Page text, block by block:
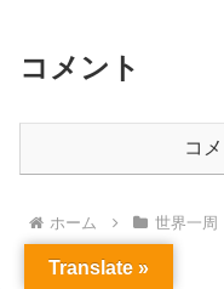
コメント
コ
ホーム 世界一周
Translate »